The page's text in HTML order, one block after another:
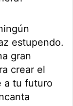
estupendo.
gran
crear el
a tu futuro